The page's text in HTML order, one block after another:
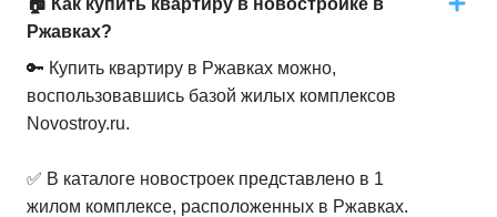
🏠 Как купить квартиру в новостройке в
Ржавках?
🔑 Купить квартиру в Ржавках можно,
воспользовавшись базой жилых комплексов
Novostroy.ru.
✅ В каталоге новостроек представлено в 1
жилом комплексе, расположенных в Ржавках.